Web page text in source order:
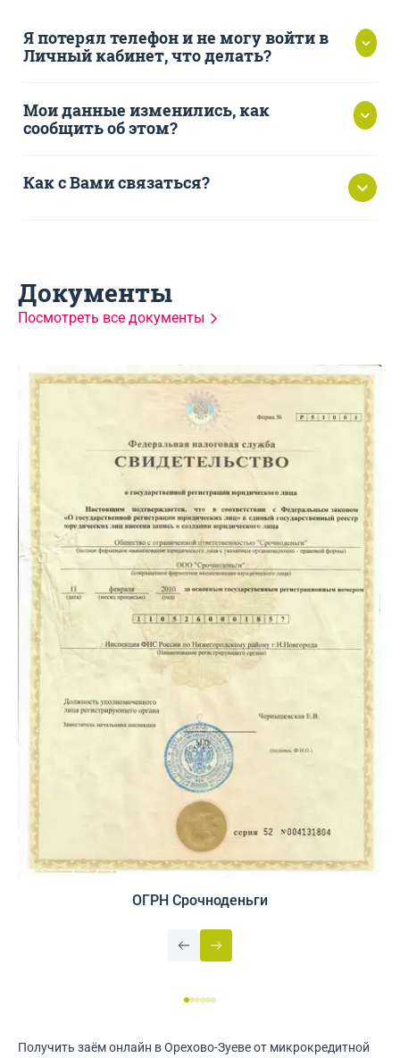
Я потерял телефон и не могу войти в
Личный кабинет, что делать?
Мои данные изменились, как
сообщить об этом?
Как с Вами связаться?
Документы
Посмотреть все документы
ОГРН Срочноденьги
Получить заём онлайн в Орехово-Зуеве от микрокредитной